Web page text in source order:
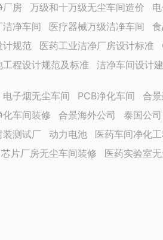
厂房
万级和十万级无尘车间造价
洁净车间
医疗器械万级洁净车间
计规范
医药工业洁净厂房设计标准
程设计规范及标准
洁净车间设计
电子烟无尘车间 PCB净化车间
合
车间装修
合景海外公司
泰国公司
装测试厂
动力电池
医药车间净化
芯片厂房无尘车间装修 医药实验室